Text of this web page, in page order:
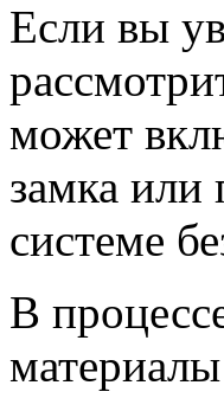
Если вы
может
замка или
системе
В